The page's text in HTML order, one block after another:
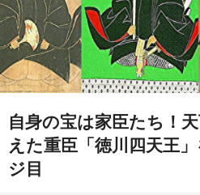
自身の宝は家臣たち！
えた重臣「徳川四天王
ジ目